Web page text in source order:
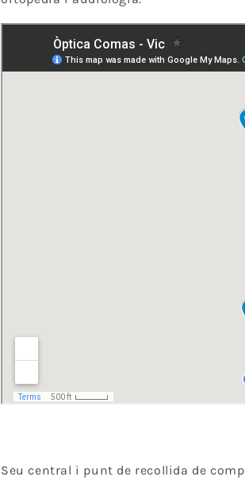
Seu central i punt de recollida de